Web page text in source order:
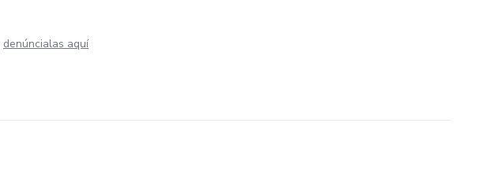
denúncialas aquí